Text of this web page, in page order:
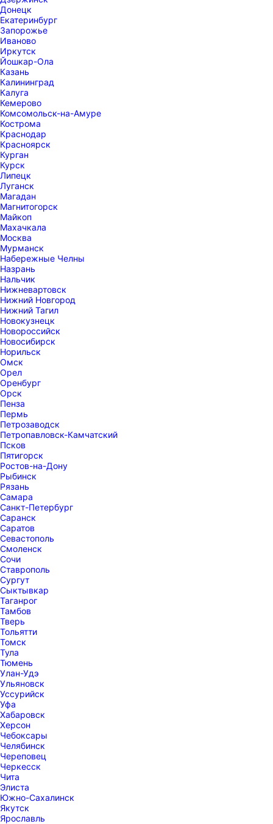
Донецк
Екатеринбург
Запорожье
Иваново
Иркутск
Йошкар-Ола
Казань
Калининград
Калуга
Кемерово
Комсомольск-на-Амуре
Кострома
Краснодар
Красноярск
Курган
Курск
Липецк
Луганск
Магадан
Магнитогорск
Майкоп
Махачкала
Москва
Мурманск
Набережные Челны
Назрань
Нальчик
Нижневартовск
Нижний Новгород
Нижний Тагил
Новокузнецк
Новороссийск
Новосибирск
Норильск
Омск
Орел
Оренбург
Орск
Пенза
Пермь
Петрозаводск
Петропавловск-Камчатский
Псков
Пятигорск
Ростов-на-Дону
Рыбинск
Рязань
Самара
Санкт-Петербург
Саранск
Саратов
Севастополь
Смоленск
Сочи
Ставрополь
Сургут
Сыктывкар
Таганрог
Тамбов
Тверь
Тольятти
Томск
Тула
Тюмень
Улан-Удэ
Ульяновск
Уссурийск
Уфа
Хабаровск
Херсон
Чебоксары
Челябинск
Череповец
Черкесск
Чита
Элиста
Южно-Сахалинск
Якутск
Ярославль